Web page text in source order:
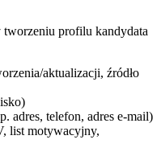
profilu kandydata
aktualizacji, źródło
adres, telefon, adres e-mail)
list motywacyjny,